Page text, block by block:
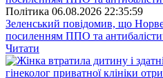
Полiтика 06.08.2026 22:35:59
Зеленський повідомив, що
посиленням ППО та
Читати